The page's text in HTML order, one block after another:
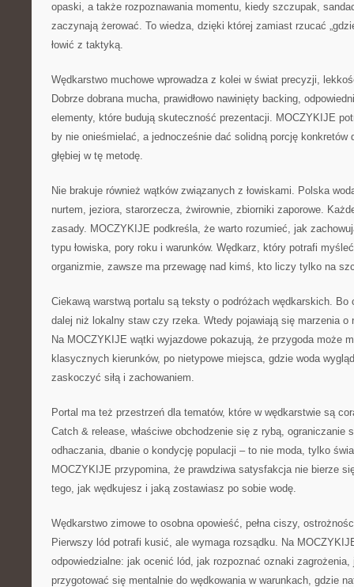
opaski, a także rozpoznawania momentu, kiedy szczupak,
zaczynają żerować. To wiedza, dzięki której zamiast rzucać
łowić z taktyką.
Wędkarstwo muchowe wprowadza z kolei w świat precyzji,
Dobrze dobrana mucha, prawidłowo nawinięty backing,
elementy, które budują skuteczność prezentacji. MOCZYKIJE
by nie onieśmielać, a jednocześnie dać solidną porcję
głębiej w tę metodę.
Nie brakuje również wątków związanych z łowiskami. Polska
nurtem, jeziora, starorzecza, żwirownie, zbiorniki zaporowe.
zasady. MOCZYKIJE podkreśla, że warto rozumieć, jak
typu łowiska, pory roku i warunków. Wędkarz, który potrafi
organizmie, zawsze ma przewagę nad kimś, kto liczy tylko na
Ciekawą warstwą portalu są teksty o podróżach wędkarskich. Bo
dalej niż lokalny staw czy rzeka. Wtedy pojawiają się marzenia o
Na MOCZYKIJE wątki wyjazdowe pokazują, że przygoda może
klasycznych kierunków, po nietypowe miejsca, gdzie woda
zaskoczyć siłą i zachowaniem.
Portal ma też przestrzeń dla tematów, które w wędkarstwie są
Catch & release, właściwe obchodzenie się z rybą, ograniczanie
odhaczania, dbanie o kondycję populacji – to nie moda, tylko
MOCZYKIJE przypomina, że prawdziwa satysfakcja nie bierze
tego, jak wędkujesz i jaką zostawiasz po sobie wodę.
Wędkarstwo zimowe to osobna opowieść, pełna ciszy,
Pierwszy lód potrafi kusić, ale wymaga rozsądku. Na
odpowiedzialne: jak ocenić lód, jak rozpoznać oznaki
przygotować się mentalnie do wędkowania w warunkach, gdzie